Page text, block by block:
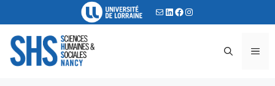
au
contenu
E-mailLinkedIn
Facebook
Instagram